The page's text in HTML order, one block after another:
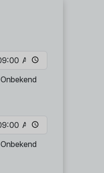
Onbekend
Onbekend